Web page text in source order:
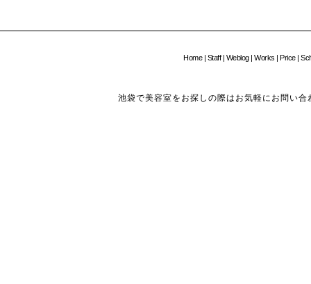
Home| Staff| Weblog| Works | Price|
池袋で美容室をお探しの際はお気軽にお問